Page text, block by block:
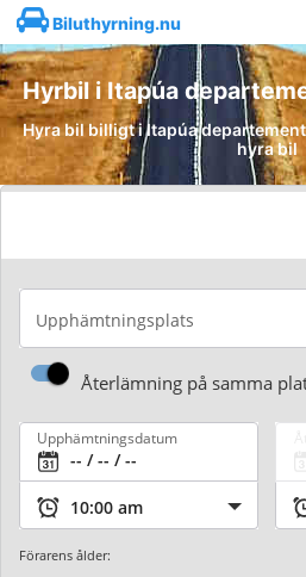
Biluthyrning.nu
Hyrbil i Itapúa
Hyra bil billigt i Itapúa
hyra bil
Upphämtningsplats
Återlämning på samma
Upphämtningsdatum
Förarens ålder: